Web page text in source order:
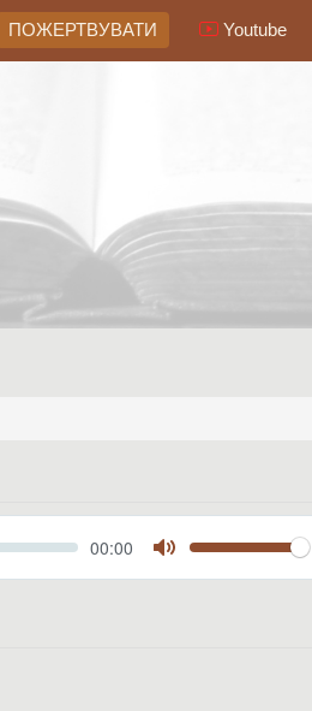
ПОЖЕРТВУВАТИ Youtube
Current
00:00
Mute
Volume